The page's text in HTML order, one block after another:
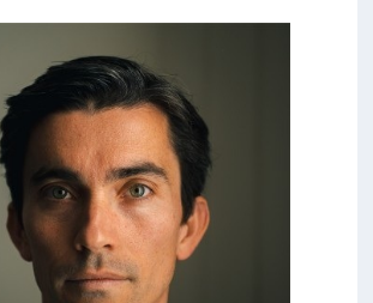
h
t
a
t
A
f
e
m
u
l
e
i